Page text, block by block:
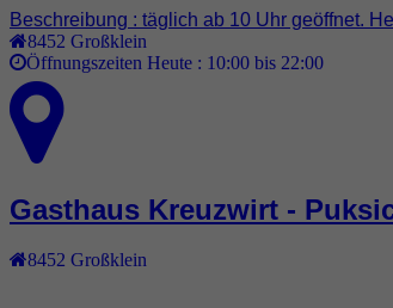
Beschreibung : täglich ab 10 Uhr geöffnet.
8452 Großklein
Öffnungszeiten Heute : 10:00 bis 22:00
Gasthaus Kreuzwirt -
8452 Großklein